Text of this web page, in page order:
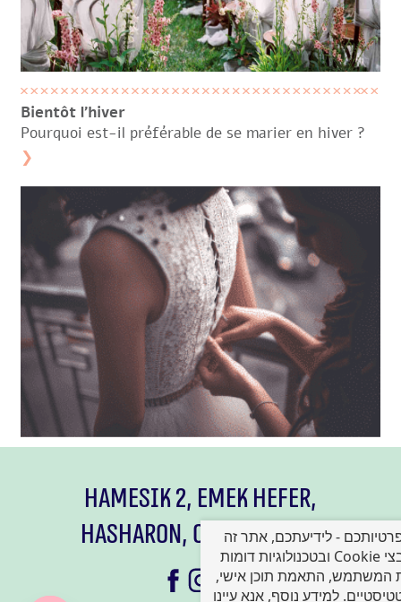
Bientôt l’hiver
Pourquoi est-il préférable de se marier en hiver ?
❯
Hamesik 2, Emek Hefer,
HaSharon, 073 264 95 68
- לידיעתכם, אתר זה
עושה שימוש בקובצי Cookie ובטכנולוגיות דומות
המשתמש, התאמת תוכן אישי,
למידע נוסף, אנא עיינו